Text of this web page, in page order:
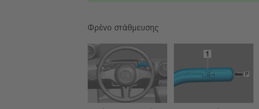
Φρένο στάθμευσης